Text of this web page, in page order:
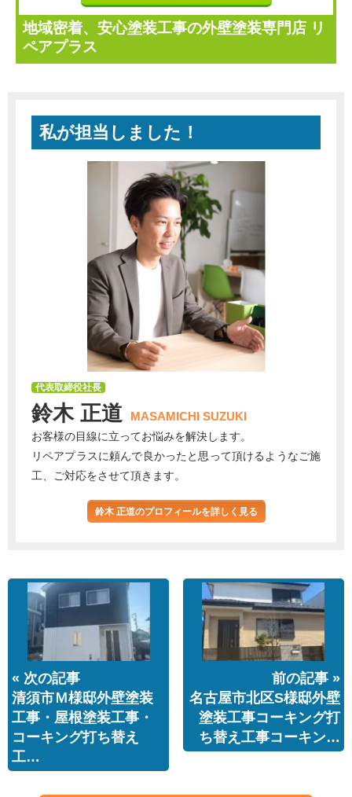
地域密着、安心塗装工事の外壁塗装専門店 リ
ペアプラス
私が担当しました！
代表取締役社長
鈴木 正道 MASAMICHI SUZUKI
お客様の目線に立ってお悩みを解決します。
リペアプラスに頼んで良かったと思って頂けるようなご施
工、ご対応をさせて頂きます。
鈴木 正道のプロフィールを詳しく見る
« 次の記事
清須市Ｍ様邸外壁塗装
工事・屋根塗装工事・
コーキング打ち替え
工…
前の記事 »
名古屋市北区S様邸外壁
塗装工事コーキング打
ち替え工事コーキン…